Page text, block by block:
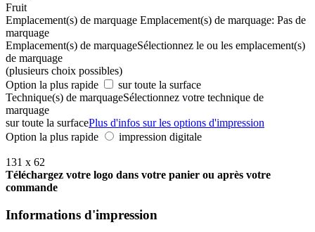
Fruit
Emplacement(s) de marquage Emplacement(s) de marquage: Pas de
marquage
Emplacement(s) de marquageSélectionnez le ou les emplacement(s)
de marquage
(plusieurs choix possibles)
Option la plus rapide
sur toute la surface
Technique(s) de marquageSélectionnez votre technique de
marquage
sur toute la surfacePlus d'infos sur les options d'impression
Option la plus rapide
impression digitale
131 x 62
Téléchargez votre logo dans votre panier ou après votre
commande
Informations d'impression